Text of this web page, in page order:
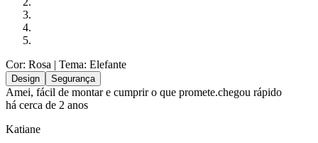
Cor: Rosa | Tema: Elefante
Design Segurança
Amei, fácil de montar e cumprir o que promete.chegou rápido
há cerca de 2 anos
Katiane